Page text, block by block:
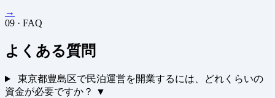
→
09 · FAQ
よくある質問
東京都豊島区で民泊運営を開業するには、どれくらいの
資金が必要ですか？
▼